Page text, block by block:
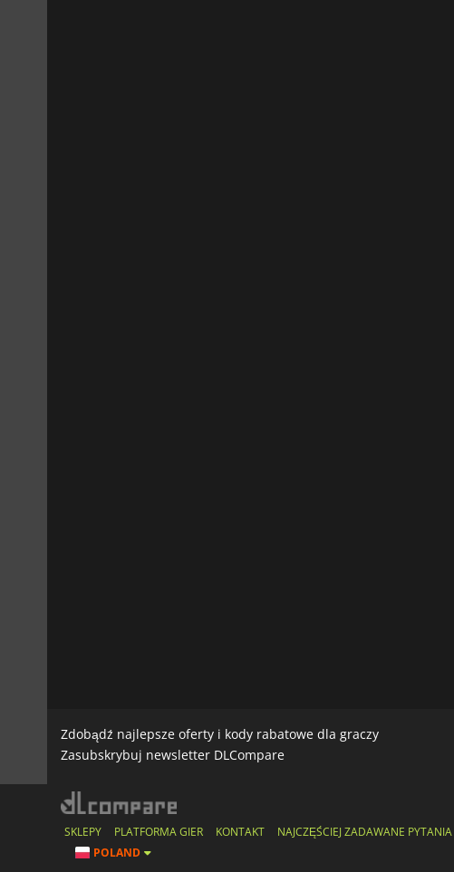
Zdobądź najlepsze oferty i kody rabatowe dla graczy
Zasubskrybuj newsletter DLCompare
SKLEPY PLATFORMA GIER KONTAKT NAJCZĘŚCIEJ ZADAWANE PYTANIA
POLAND